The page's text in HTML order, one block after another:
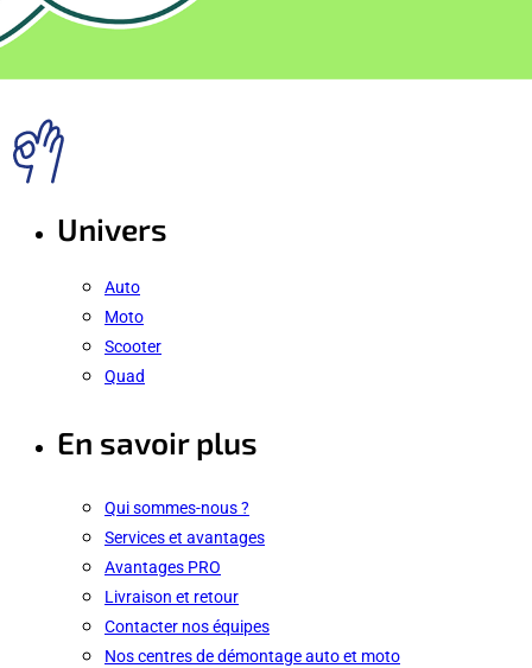
Univers
Auto
Moto
Scooter
Quad
En savoir plus
Qui sommes-nous ?
Services et avantages
Avantages PRO
Livraison et retour
Contacter nos équipes
Nos centres de démontage auto et moto